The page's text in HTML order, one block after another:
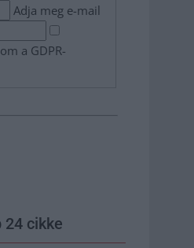
Adja meg e-mail
a GDPR-
24 cikke